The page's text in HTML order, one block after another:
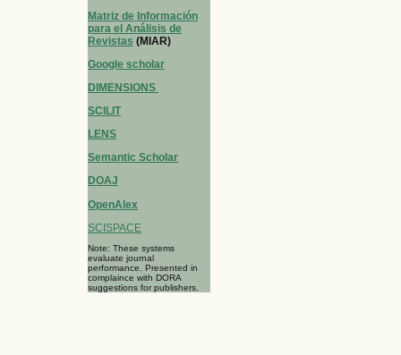
Matriz de Información
para el Análisis de
Revistas (MIAR)
Google scholar
DIMENSIONS
SCILIT
LENS
Semantic Scholar
DOAJ
OpenAlex
SCISPACE
Note: These systems
evaluate journal
performance. Presented in
complaince with DORA
suggestions for publishers.